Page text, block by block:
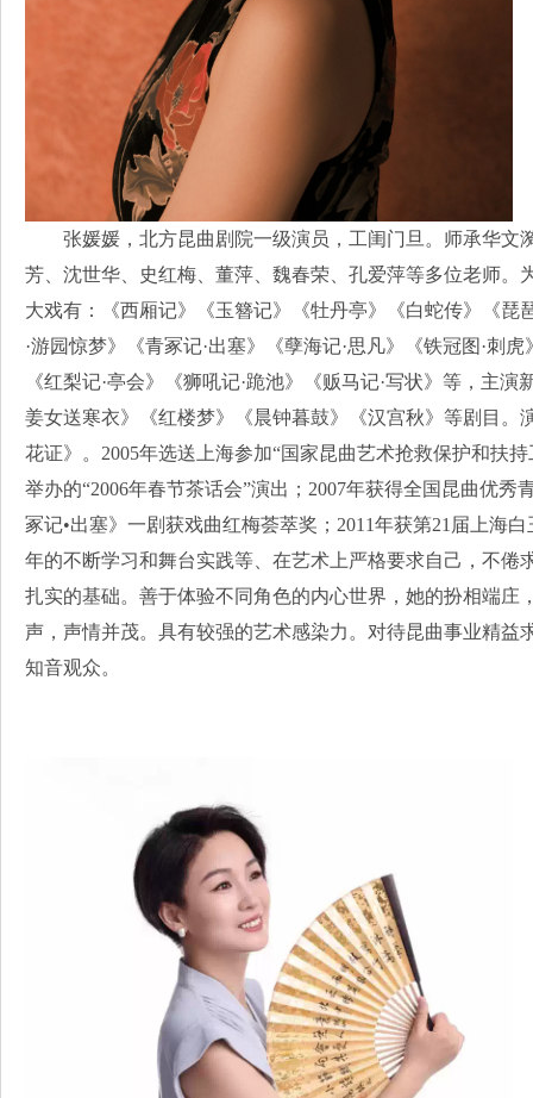
张媛媛，北方昆曲剧院一级演员，工闺门旦。师承华文
芳、沈世华、史红梅、董萍、魏春荣、孔爱萍等多位老师。
大戏有：《西厢记》《玉簪记》《牡丹亭》《白蛇传》《琵
·游园惊梦》《青冢记·出塞》《孽海记·思凡》《铁冠图·刺
《红梨记·亭会》《狮吼记·跪池》《贩马记·写状》等，主
姜女送寒衣》《红楼梦》《晨钟暮鼓》《汉宫秋》等剧目。
花证》。2005年选送上海参加“国家昆曲艺术抢救保护和扶
举办的“2006年春节茶话会”演出；2007年获得全国昆曲优秀
冢记•出塞》一剧获戏曲红梅荟萃奖；2011年获第21届上海
年的不断学习和舞台实践等、在艺术上严格要求自己，不倦
扎实的基础。善于体验不同角色的内心世界，她的扮相端庄
声，声情并茂。具有较强的艺术感染力。对待昆曲事业精益
知音观众。